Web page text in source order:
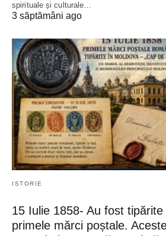
spirituale și culturale…
3 săptămâni ago
ISTORIE
15 Iulie 1858- Au fost
primele mărci poștale.